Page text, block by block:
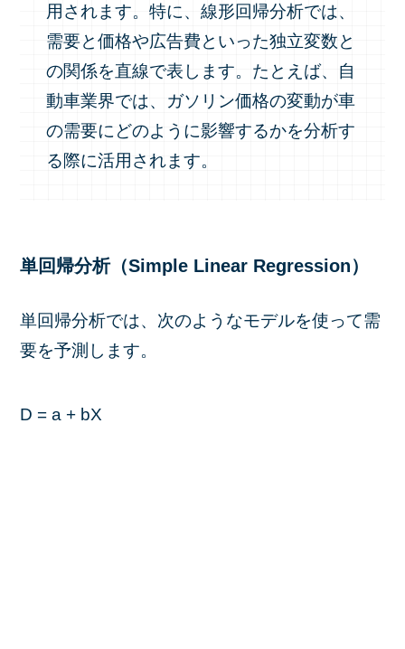
用されます。特に、線形回帰分析では、
需要と価格や広告費といった独立変数と
の関係を直線で表します。たとえば、自
動車業界では、ガソリン価格の変動が車
の需要にどのように影響するかを分析す
る際に活用されます。
単回帰分析（Simple Linear Regression）
単回帰分析では、次のようなモデルを使って需
要を予測します。
D = a + bX